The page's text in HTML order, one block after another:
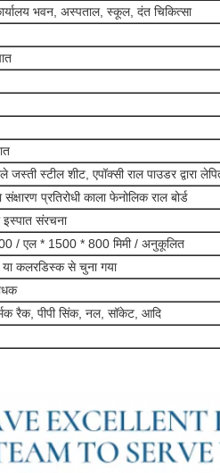
भवन, अस्पताल, स्कूल, दंत चिकित्सा
जस्ती स्टील शीट, एपॉक्सी राल पाउडर द्वारा
संक्षारण प्रतिरोधी काला फेनोलिक राल बोर्ड
संरचना
/ एल * 1500 * 800 मिमी / अनुकूलित
या कलरडिस्क से चुना गया
रैक, पीपी सिंक, नल, सॉकेट, आदि